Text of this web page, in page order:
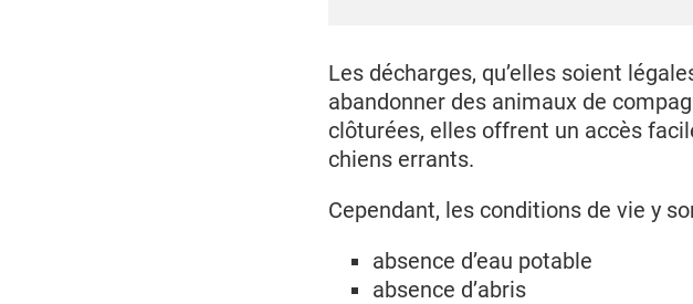
Les décharges, qu’elles soient
abandonner des animaux de
clôturées, elles offrent un accès
chiens errants.
Cependant, les conditions de vie y
absence d’eau potable
absence d’abris